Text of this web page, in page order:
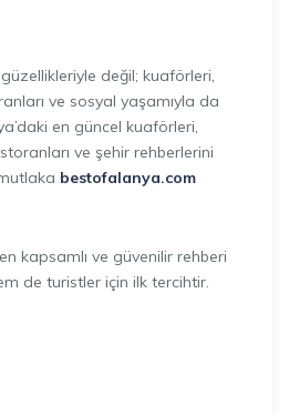
değil; kuaförleri,
ve sosyal yaşamıyla da
en güncel kuaförleri,
ve şehir rehberlerini
bestofalanya.com
en kapsamlı ve güvenilir rehberi
de turistler için ilk tercihtir.